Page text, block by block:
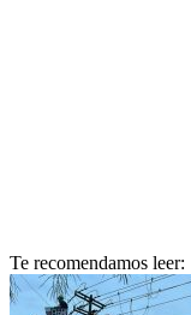
Te recomendamos leer: